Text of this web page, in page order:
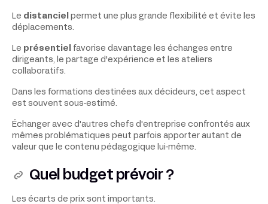
Le distanciel permet une plus grande flexibilité et évite les
déplacements.
Le présentiel favorise davantage les échanges entre
dirigeants, le partage d'expérience et les ateliers
collaboratifs.
Dans les formations destinées aux décideurs, cet aspect
est souvent sous-estimé.
Échanger avec d'autres chefs d'entreprise confrontés aux
mêmes problématiques peut parfois apporter autant de
valeur que le contenu pédagogique lui-même.
Quel budget prévoir ?
Les écarts de prix sont importants.